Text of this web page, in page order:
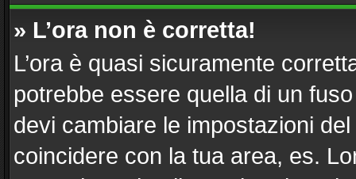
» L’ora non è corretta!
L’ora è quasi sicuramente
potrebbe essere quella di un
devi cambiare le impostazioni
coincidere con la tua area, es.